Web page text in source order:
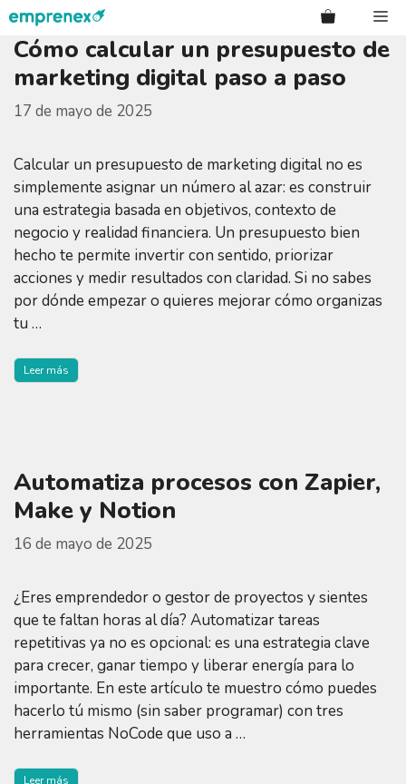
Saltar
contenido
Cómo calcular un presupuesto de
marketing digital paso a paso
17 de mayo de 2025
Calcular un presupuesto de marketing digital no es
simplemente asignar un número al azar: es construir
una estrategia basada en objetivos, contexto de
negocio y realidad financiera. Un presupuesto bien
hecho te permite invertir con sentido, priorizar
acciones y medir resultados con claridad. Si no sabes
por dónde empezar o quieres mejorar cómo organizas
tu …
Leer más
Automatiza procesos con Zapier,
Make y Notion
16 de mayo de 2025
¿Eres emprendedor o gestor de proyectos y sientes
que te faltan horas al día? Automatizar tareas
repetitivas ya no es opcional: es una estrategia clave
para crecer, ganar tiempo y liberar energía para lo
importante. En este artículo te muestro cómo puedes
hacerlo tú mismo (sin saber programar) con tres
herramientas NoCode que uso a …
Leer más